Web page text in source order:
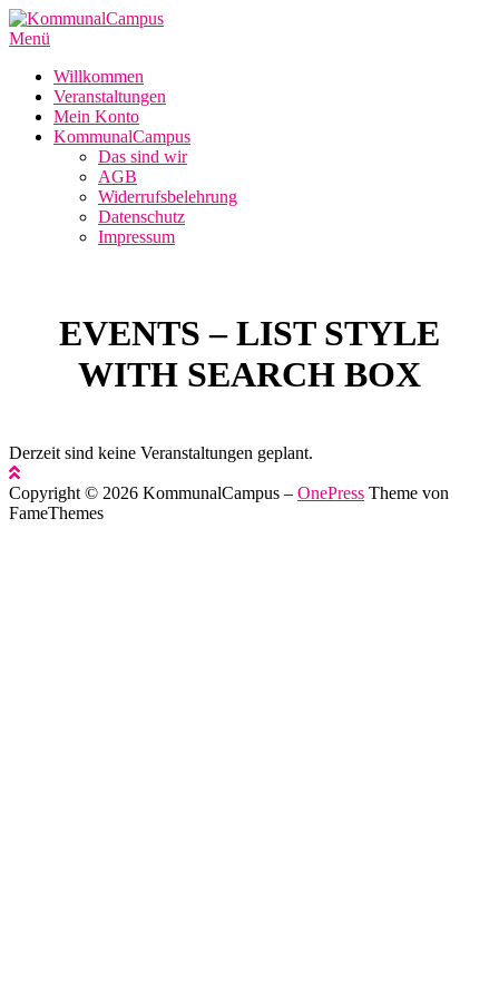
Zum
Inhalt
Menü
Willkommen
Veranstaltungen
Mein Konto
KommunalCampus
Das sind wir
AGB
Widerrufsbelehrung
Datenschutz
Impressum
EVENTS – LIST STYLE
WITH SEARCH BOX
Derzeit sind keine Veranstaltungen geplant.
Copyright © 2026 KommunalCampus – OnePress Theme von
FameThemes